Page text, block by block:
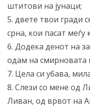
штитови на јунаци;
5. двете твои гради
срна, кои пасат меѓу
6. Додека денот на
одам на смирновата
7. Цела си убава,
8. Слези со мене од
Ливан, од врвот на